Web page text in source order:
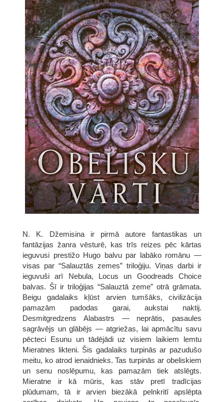
N. K. Džemisina ir pirmā autore fantastikas un
fantāzijas žanra vēsturē, kas trīs reizes pēc kārtas
ieguvusi prestižo Hugo balvu par labāko romānu —
visas par “Salauztās zemes” triloģiju. Viņas darbi ir
ieguvuši arī Nebula, Locus un Goodreads Choice
balvas. Šī ir triloģijas “Salauztā zeme” otrā grāmata.
Beigu gadalaiks kļūst arvien tumšāks, civilizācija
pamazām padodas garai, aukstai naktij.
Desmitgredzens Alabastrs — neprātis, pasaules
sagrāvējs un glābējs — atgriežas, lai apmācītu savu
pēcteci Esunu un tādējādi uz visiem laikiem lemtu
Mieratnes likteni. Šis gadalaiks turpinās ar pazudušo
meitu, ko atrod ienaidnieks. Tas turpinās ar obeliskiem
un senu noslēpumu, kas pamazām tiek atslēgts.
Mieratne ir kā mūris, kas stāv pretī tradīcijas
plūdumam, tā ir arvien biezākā pelnkritī apslēpta